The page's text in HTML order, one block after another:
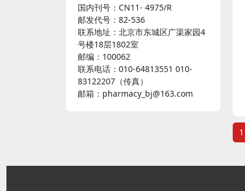
国内刊号：CN11- 4975/R
邮发代号：82-536
联系地址：北京市东城区广渠家园4
号楼18层1802室
邮编：100062
联系电话：010-64813551 010-
83122207（传真）
邮箱：pharmacy_bj@163.com
1